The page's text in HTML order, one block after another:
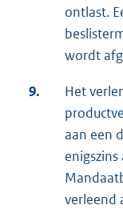
ontlast.
wordt
9.
Het
aan een
verleend